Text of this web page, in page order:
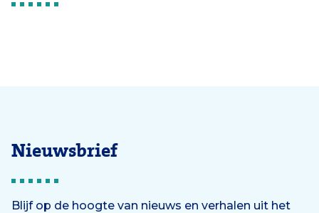
Nieuwsbrief
Blijf op de hoogte van nieuws en verhalen uit het